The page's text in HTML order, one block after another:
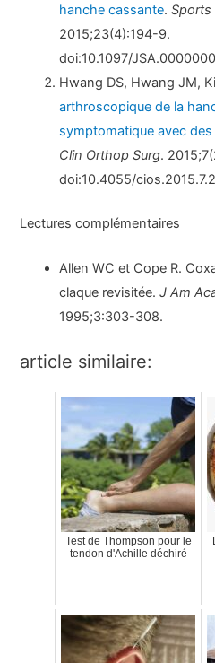
hanche cassante.Sports
2015;23(4):194-9.
doi:10.1097/
Hwang DS, Hwang JM,
arthroscopique de la
symptomatique avec
Clin Orthop Surg.
doi:10.4055/
Lectures complémentaires
Allen WC et Cope R.
claque revisitée.J Am
1995;3:303-308.
article similaire:
Test de Thompson pour le
tendon d'Achille déchiré